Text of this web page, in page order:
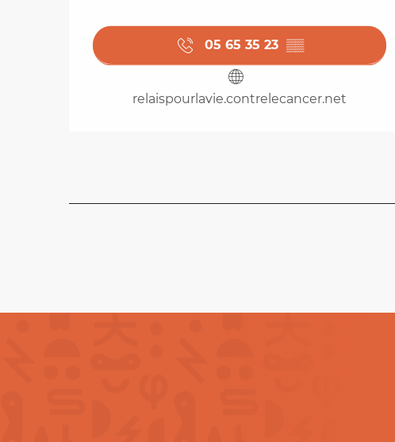
05 65 35 23 ▒▒
relaispourlavie.contrelecancer.net